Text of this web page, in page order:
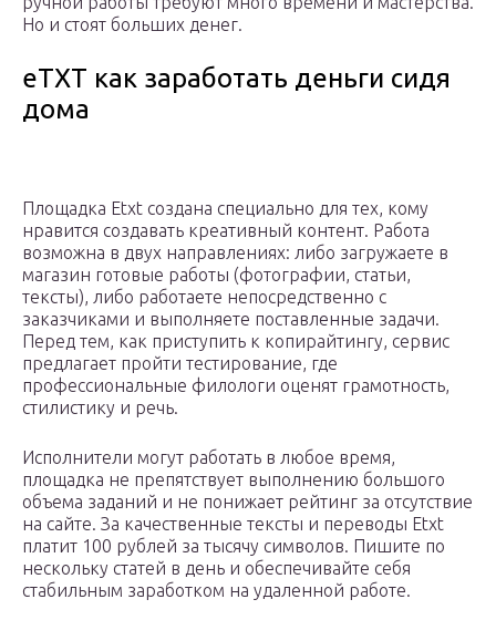
Но и стоят больших денег.
eTXT как заработать деньги сидя
дома
Площадка Etxt создана специально для тех, кому
нравится создавать креативный контент. Работа
возможна в двух направлениях: либо загружаете в
магазин готовые работы (фотографии, статьи,
тексты), либо работаете непосредственно с
заказчиками и выполняете поставленные задачи.
Перед тем, как приступить к копирайтингу, сервис
предлагает пройти тестирование, где
профессиональные филологи оценят грамотность,
стилистику и речь.
Исполнители могут работать в любое время,
площадка не препятствует выполнению большого
объема заданий и не понижает рейтинг за отсутствие
на сайте. За качественные тексты и переводы Etxt
платит 100 рублей за тысячу символов. Пишите по
нескольку статей в день и обеспечивайте себя
стабильным заработком на удаленной работе.